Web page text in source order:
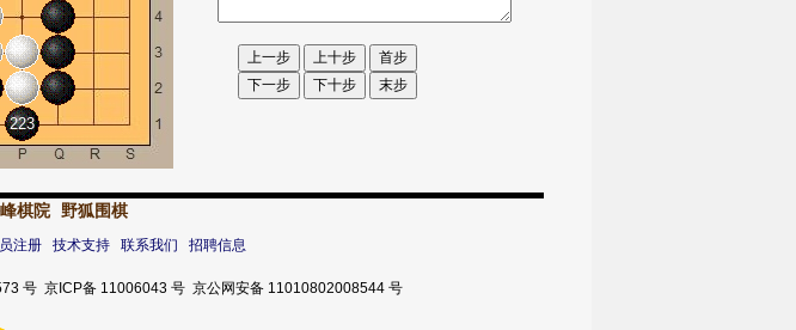
223
棋院 野狐围棋
注册 技术支持 联系我们 招聘信息
号 京ICP备 11006043 号 京公网安备 11010802008544 号